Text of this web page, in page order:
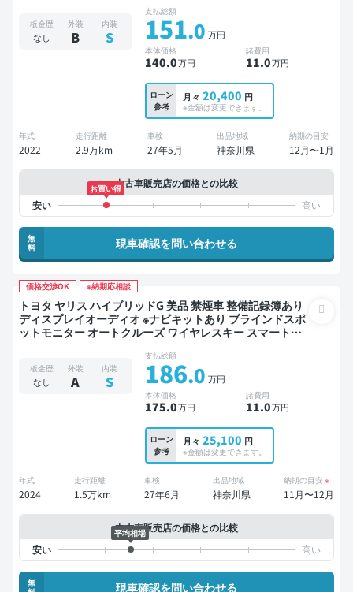
板金歴
なし
外装
B
内装
S
支払総額
151.0 万円
本体価格
140.0万円
諸費用
11.0万円
ローン
参考
月々 20,400 円
※金額は変更できます。
年式
2022
走行距離
2.9万km
車検
27年5月
出品地域
神奈川県
納期の目安
12月〜1月
中古車販売店の価格との比較
お買い得
無
料
現車確認を問い合わせる
価格交渉OK ※納期応相談
トヨタ ヤリス ハイブリッドG 美品 禁煙車 整備記録簿あり
ディスプレイオーディオ ※ナビキットあり ブラインドスポ
ットモニター オートクルーズ ワイヤレスキー スマートキ
板金歴
なし
外装
A
内装
S
支払総額
186.0 万円
本体価格
175.0万円
諸費用
11.0万円
ローン
参考
月々 25,100 円
※金額は変更できます。
年式
2024
走行距離
1.5万km
車検
27年6月
出品地域
神奈川県
納期の目安 ※
11月〜12月
中古車販売店の価格との比較
平均相場
無
現車確認を問い合わせる